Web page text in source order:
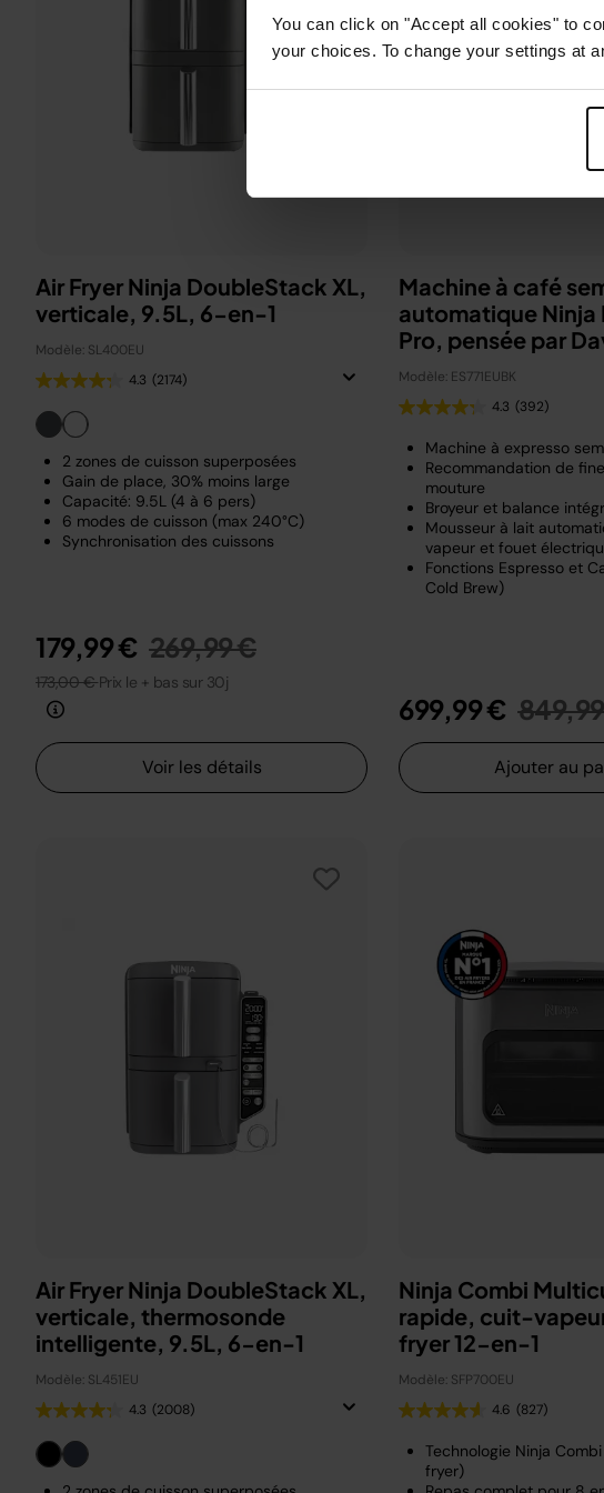
You can click on "Accept all cookies" to
your choices. To change your settings at
Air Fryer Ninja DoubleStack XL,
verticale, 9.5L, 6-en-1
Modèle: SL400EU
4.3 (2174)
2 zones de cuisson superposées
Gain de place, 30% moins large
Capacité: 9.5L (4 à 6 pers)
6 modes de cuisson (max 240°C)
Synchronisation des cuissons
179,99 € Prix réduit de
269,99 €au
173,00 €Prix le + bas sur 30j
Voir les détails
Machine à café
automatique Ninja
Pro, pensée par
Beckham
Modèle: ES771EUBK
4.3 (392)
Machine à expresso
Recommandation de
mouture
Broyeur et balance
Mousseur à lait
vapeur et fouet
Fonctions Espresso et
Cold Brew)
699,99 € Prix
Ajouter au
Air Fryer Ninja DoubleStack XL,
verticale, thermosonde
intelligente, 9.5L, 6-en-1
Modèle: SL451EU
4.3 (2008)
Ninja Combi
rapide, cuit-
fryer 12-en-1
Modèle: SFP700EU
4.6 (827)
Technologie Ninja
fryer)